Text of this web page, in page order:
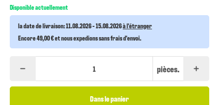
Disponible actuellement
la date de livraison:11.08.2026 - 15.08.2026à l'étranger
Encore 49,00 € et nous expedions sans frais d'envoi.
pièces.
Dans le panier